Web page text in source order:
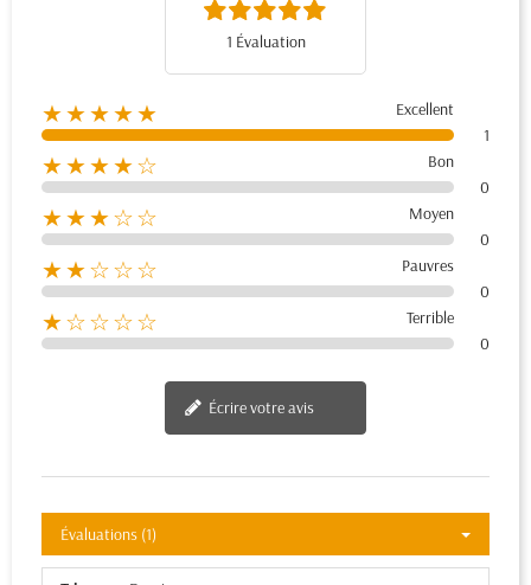
1 Évaluation
★★★★★
Excellent
1
★★★★☆
Bon
0
★★★☆☆
Moyen
0
★★☆☆☆
Pauvres
0
★☆☆☆☆
Terrible
0
Écrire votre avis
Évaluations (1)